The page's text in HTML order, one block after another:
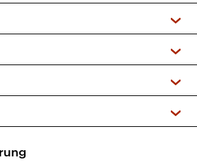
Podcasts
Kinderprogramm
+ DAB+)